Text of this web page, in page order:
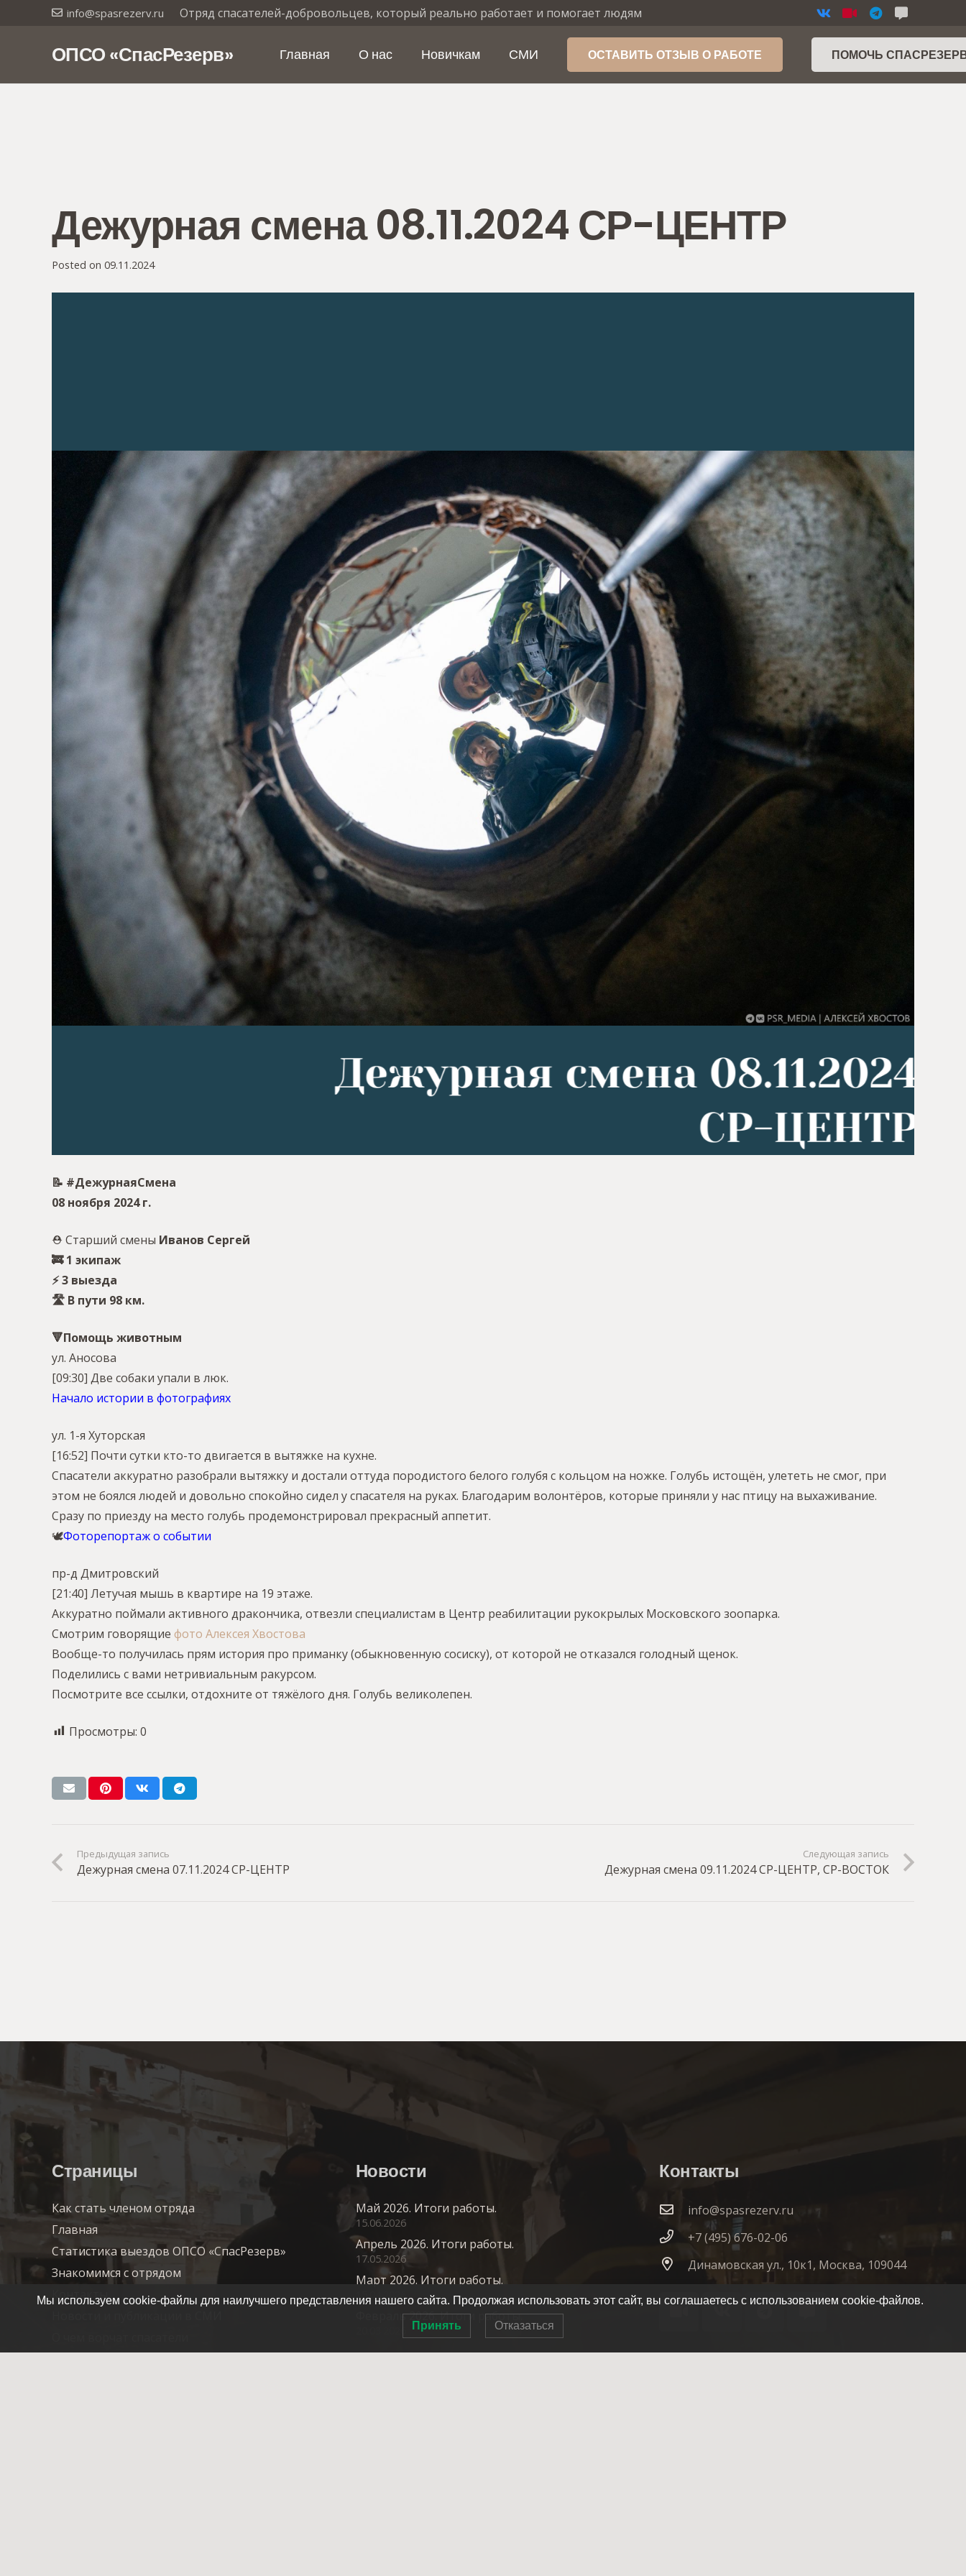
info@spasrezerv.ru Отряд спасателей-добровольцев, который реально работает и помогает людям
ОПСО «СпасРезерв» Главная О нас Новичкам СМИ ОСТАВИТЬ ОТЗЫВ О РАБОТЕ ПОМОЧЬ
Дежурная смена 08.11.2024 СР-ЦЕНТР
Posted on 09.11.2024
📝 #ДежурнаяСмена
08 ноября 2024 г.
⛑ Старший смены Иванов Сергей
🚒 1 экипаж
⚡️ 3 выезда
🛣 В пути 98 км.
🔻Помощь животным
ул. Аносова
[09:30] Две собаки упали в люк.
Начало истории в фотографиях
ул. 1-я Хуторская
[16:52] Почти сутки кто-то двигается в вытяжке на кухне.
Спасатели аккуратно разобрали вытяжку и достали оттуда породистого белого голубя с кольцом на ножке. Голубь истощён, улететь не смог, при
этом не боялся людей и довольно спокойно сидел у спасателя на руках. Благодарим волонтёров, которые приняли у нас птицу на выхаживание.
Сразу по приезду на место голубь продемонстрировал прекрасный аппетит.
🕊Фоторепортаж о событии
пр-д Дмитровский
[21:40] Летучая мышь в квартире на 19 этаже.
Аккуратно поймали активного дракончика, отвезли специалистам в Центр реабилитации рукокрылых Московского зоопарка.
Смотрим говорящие фото Алексея Хвостова
Вообще-то получилась прям история про приманку (обыкновенную сосиску), от которой не отказался голодный щенок.
Поделились с вами нетривиальным ракурсом.
Посмотрите все ссылки, отдохните от тяжёлого дня. Голубь великолепен.
Просмотры: 0
Предыдущая запись
Дежурная смена 07.11.2024 СР-ЦЕНТР
Следующая запись
Дежурная смена 09.11.2024 СР-ЦЕНТР, СР-ВОСТОК
Страницы
Как стать членом отряда
Главная
Статистика выездов ОПСО «СпасРезерв»
Знакомимся с отрядом
Контакты
Новости
Май 2026. Итоги работы.
15.06.2026
Апрель 2026. Итоги работы.
17.05.2026
Март 2026. Итоги работы.
15.04.2026
Февраль 2026. Итоги работы.
Контакты
info@spasrezerv.ru
+7 (495) 676-02-06
Динамовская ул., 10к1, Москва, 109044
Мы используем cookie-файлы для наилучшего представления нашего сайта. Продолжая использовать этот сайт, вы соглашаетесь с использованием cookie-файлов.
Принять Отказаться